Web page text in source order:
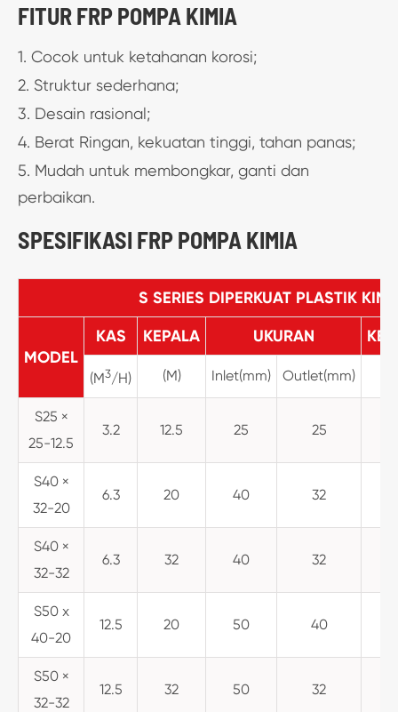
FITUR FRP POMPA KIMIA
1. Cocok untuk ketahanan korosi;
2. Struktur sederhana;
3. Desain rasional;
4. Berat Ringan, kekuatan tinggi, tahan panas;
5. Mudah untuk membongkar, ganti dan
perbaikan.
SPESIFIKASI FRP POMPA KIMIA
S SERIES DIPERKUAT PLASTIK
MODEL
KAS KEPALA UKURAN
(M3/H) (M) Inlet(mm) Outlet(mm)
S25 ×
25-12.5
3.2 12.5 25 25
S40 ×
32-20
6.3 20 40 32
S40 ×
32-32
6.3 32 40 32
S50 x
40-20
12.5 20 50 40
S50 ×
32-32
12.5 32 50 32